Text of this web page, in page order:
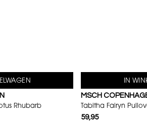
Rhubarb
IN
MSCH
Tabitha Fairyn
59,95